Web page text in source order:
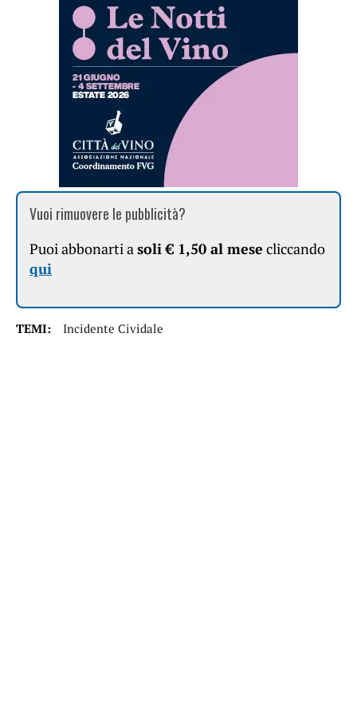
Vuoi rimuovere le pubblicità?
Puoi abbonarti asoli € 1,50 al mese cliccando
qui
TEMI: Incidente Cividale